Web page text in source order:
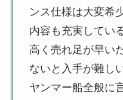
ンス仕様は大変希
内容も充実してい
高く売れ足が早い
ないと入手が難し
ヤンマー船全般に